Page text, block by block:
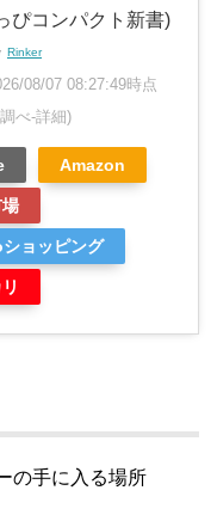
ぴコンパクト新書)
Rinker
08/07 08:27:49時点
べ-詳細)
Amazon
ョッピング
の手に入る場所